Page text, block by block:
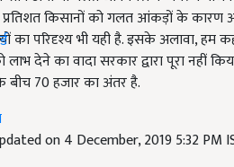
किसानों को गलत आंकड़ों के कारण
का परिदृश्य भी यही है. इसके अलावा,
देने का वादा सरकार द्वारा पूरा नहीं
बीच 70 हजार का अंतर है.
on 4 December, 2019 5:32 PM